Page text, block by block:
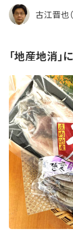
古江晋也
「地産地消